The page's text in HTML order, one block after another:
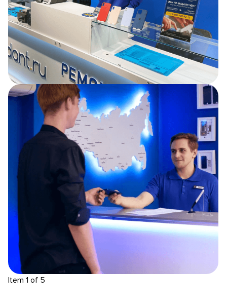
Item 1 of 5